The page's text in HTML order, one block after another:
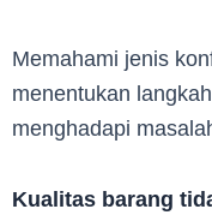
Memahami jenis
menentukan
menghadapi
Kualitas barang